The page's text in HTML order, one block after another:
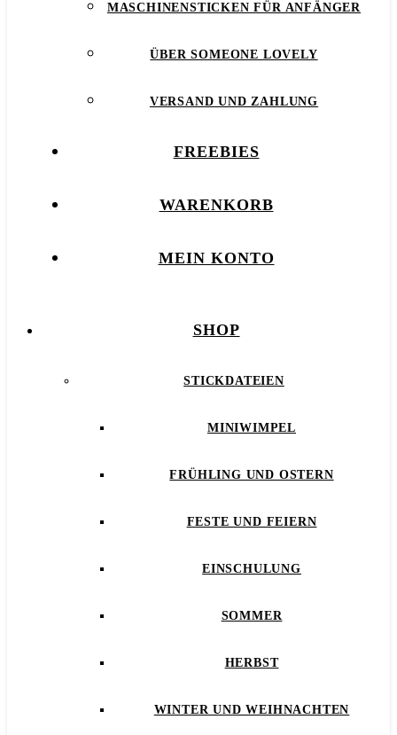
MASCHINENSTICKEN FÜR ANFÄNGER
ÜBER SOMEONE LOVELY
VERSAND UND ZAHLUNG
FREEBIES
WARENKORB
MEIN KONTO
SHOP
STICKDATEIEN
MINIWIMPEL
FRÜHLING UND OSTERN
FESTE UND FEIERN
EINSCHULUNG
SOMMER
HERBST
WINTER UND WEIHNACHTEN